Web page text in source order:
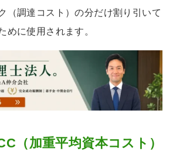
（調達コスト）の分だけ割り引いて
めに使用されます。
（加重平均資本コスト）